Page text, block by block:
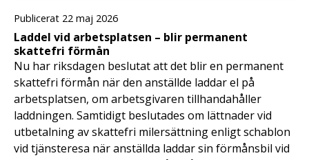
Publicerat 22 maj 2026
Laddel vid arbetsplatsen – blir permanent
skattefri förmån
Nu har riksdagen beslutat att det blir en permanent
skattefri förmån när den anställde laddar el på
arbetsplatsen, om arbetsgivaren tillhandahåller
laddningen. Samtidigt beslutades om lättnader vid
utbetalning av skattefri milersättning enligt schablon
vid tjänsteresa när anställda laddar sin förmånsbil vid